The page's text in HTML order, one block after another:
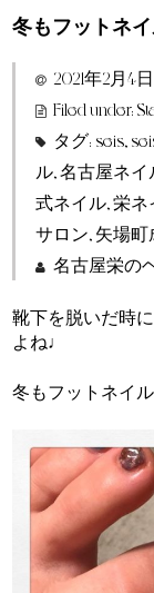
ホーム
特定商取引法
冬もフットネ
2021年2月4日
Filed under:
タグ: seis
ル, 名古屋ネイ
式ネイル, 栄ネ
サロン 矢場町
名古屋栄の
靴下を脱いだ時
よね♩
冬もフットネイ